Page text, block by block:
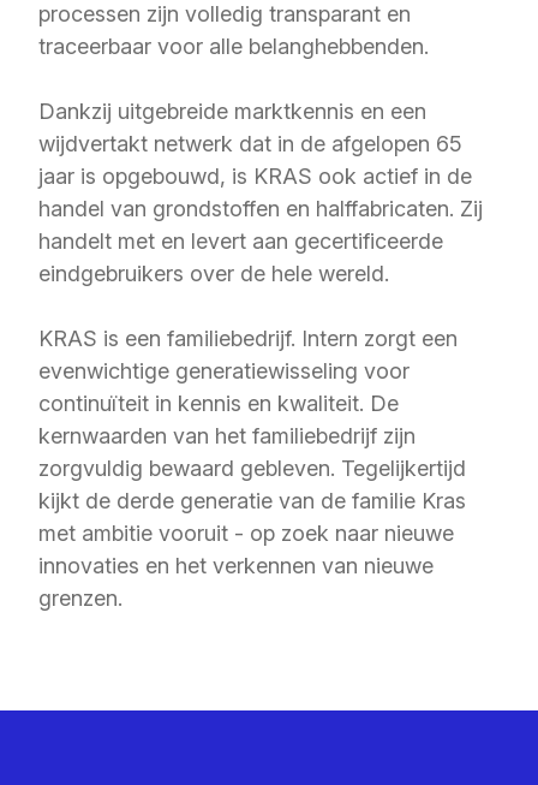
processen zijn volledig transparant en
traceerbaar voor alle belanghebbenden.
Dankzij uitgebreide marktkennis en een
wijdvertakt netwerk dat in de afgelopen 65
jaar is opgebouwd, is KRAS ook actief in de
handel van grondstoffen en halffabricaten. Zij
handelt met en levert aan gecertificeerde
eindgebruikers over de hele wereld.
KRAS is een familiebedrijf. Intern zorgt een
evenwichtige generatiewisseling voor
continuïteit in kennis en kwaliteit. De
kernwaarden van het familiebedrijf zijn
zorgvuldig bewaard gebleven. Tegelijkertijd
kijkt de derde generatie van de familie Kras
met ambitie vooruit - op zoek naar nieuwe
innovaties en het verkennen van nieuwe
grenzen.